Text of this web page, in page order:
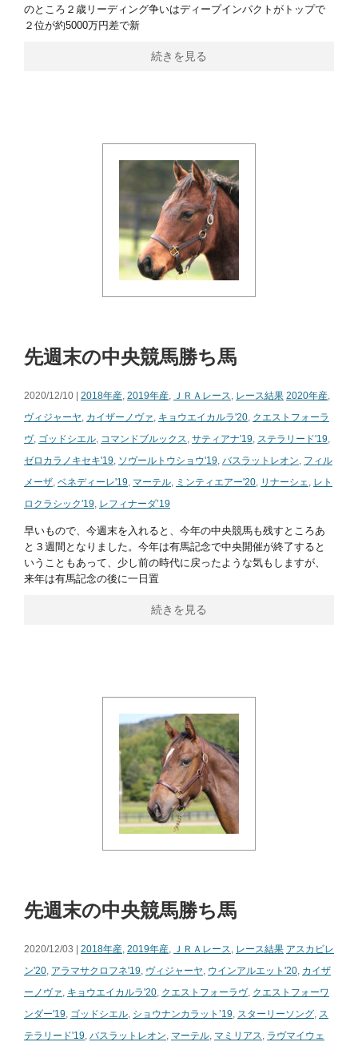
のところ２歳リーディング争いはディープインパクトがトップで
２位が約5000万円差で新
続きを見る
先週末の中央競馬勝ち馬
2020/12/10 | 2018年産, 2019年産, ＪＲＡレース, レース結果 2020年産,
ヴィジャーヤ, カイザーノヴァ, キョウエイカルラ'20, クエストフォーラ
ヴ, ゴッドシエル, コマンドブルックス, サティアナ'19, ステラリード'19,
ゼロカラノキセキ'19, ソヴールトウショウ'19, バスラットレオン, フィル
メーザ, ベネディーレ'19, マーテル, ミンティエアー'20, リナーシェ, レト
ロクラシック'19, レフィナーダ’19
早いもので、今週末を入れると、今年の中央競馬も残すところあ
と３週間となりました。今年は有馬記念で中央開催が終了すると
いうこともあって、少し前の時代に戻ったような気もしますが、
来年は有馬記念の後に一日置
続きを見る
先週末の中央競馬勝ち馬
2020/12/03 | 2018年産, 2019年産, ＪＲＡレース, レース結果 アスカビレ
ン'20, アラマサクロフネ'19, ヴィジャーヤ, ウインアルエット'20, カイザ
ーノヴァ, キョウエイカルラ'20, クエストフォーラヴ, クエストフォーワ
ンダー'19, ゴッドシエル, ショウナンカラット’19, スターリーソング, ス
テラリード'19, バスラットレオン, マーテル, マミリアス, ラヴマイウェ